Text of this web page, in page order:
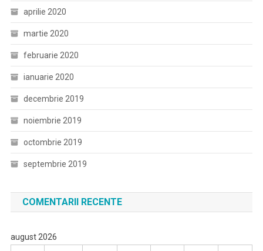
aprilie 2020
martie 2020
februarie 2020
ianuarie 2020
decembrie 2019
noiembrie 2019
octombrie 2019
septembrie 2019
COMENTARII RECENTE
august 2026